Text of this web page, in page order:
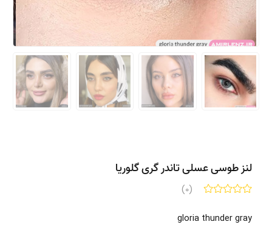
لنز طوسی عسلی تاندر گری گلوریا
(0)
gloria thunder gray